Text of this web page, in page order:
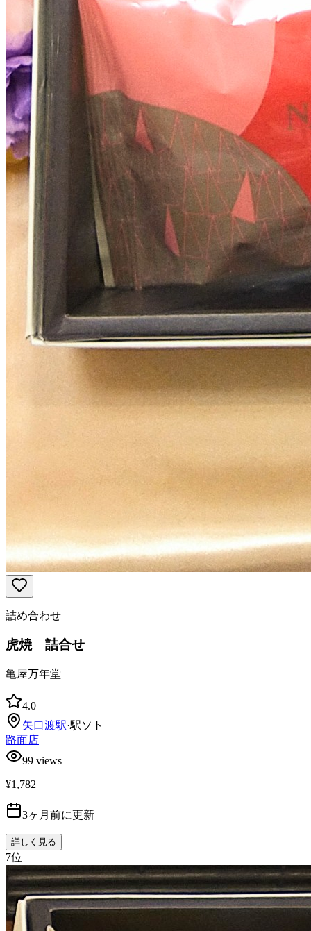
詰め合わせ
虎焼 詰合せ
亀屋万年堂
4.0
矢口渡駅·駅ソト
路面店
99 views
¥1,782
3ヶ月前に更新
詳しく見る
7位